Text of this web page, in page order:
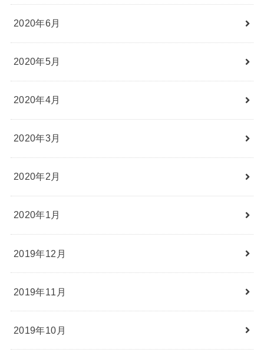
2020年6月
2020年5月
2020年4月
2020年3月
2020年2月
2020年1月
2019年12月
2019年11月
2019年10月